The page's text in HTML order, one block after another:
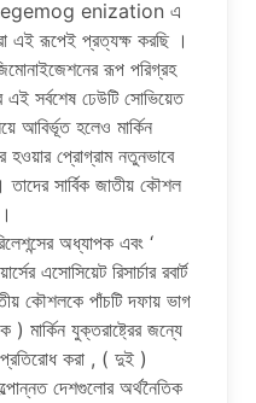
‘ hegemog enization এ
এই রূপেই প্রত্যক্ষ করছি ।
রূপ পরিগ্রহ
সর্বশেষ ঢেউটি সোভিয়েত
আবির্ভূত হলেও মার্কিন
হওয়ার প্রোগ্রাম নতুনভাবে
সার্বিক জাতীয় কৌশল
অধ্যাপক এবং ‘
এসোসিয়েট রিসার্চার রবার্ট
কৌশলকে পাঁচটি দফায় ভাগ
যুক্তরাষ্ট্রের জন্যে
প্রতিরোধ করা , ( দুই )
দেশগুলোর অর্থনৈতিক